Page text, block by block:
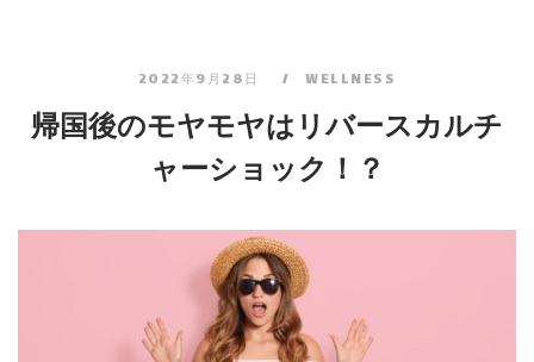
2022年9月28日 WELLNESS
帰国後のモヤモヤはリバースカルチ
ャーショック！？